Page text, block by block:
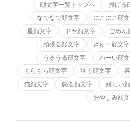
顔文字一覧トップへ 投げる
なでなで顔文字
にこにこ顔
星顔文字
ドヤ顔文字 ごめん
頑張る顔文字
ぎゅー顔文字
うるうる顔文字
わーい顔
ちらちら顔文字
泣く顔文字
猫顔文字
怒る顔文字 嬉しい
おやすみ顔